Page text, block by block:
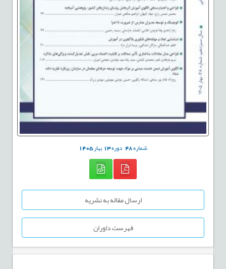
شماره48 دوره13بهار1405
ارسال مقاله به نشریه
فهرست داوران